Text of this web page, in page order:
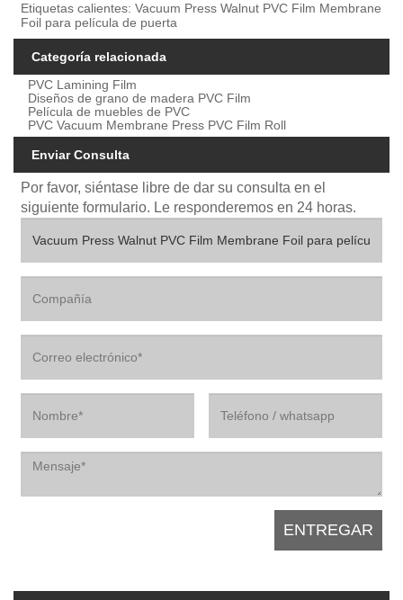
Etiquetas calientes: Vacuum Press Walnut PVC Film Membrane
Foil para película de puerta
Categoría relacionada
PVC Lamining Film
Diseños de grano de madera PVC Film
Película de muebles de PVC
PVC Vacuum Membrane Press PVC Film Roll
Enviar Consulta
Por favor, siéntase libre de dar su consulta en el
siguiente formulario. Le responderemos en 24 horas.